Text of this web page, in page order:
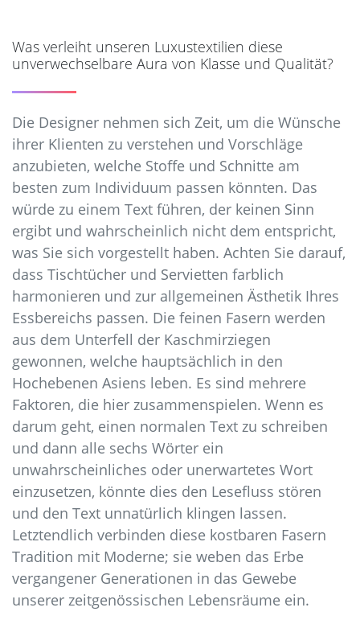
ams.scw.cloud/exotische-lederwaren.html
https://christianfischbacher.s3.nl-
ams.scw.cloud/maßgeschneiderte-vorhange.html
https://christianfischbacher.s3.nl-
ams.scw.cloud/luxuriose-
wandbespannungen.html
https://christianfischbacher.s3.nl-
ams.scw.cloud/exklusive-polstermobel.html
https://christianfischbacher.s3.nl-
ams.scw.cloud/designer-kooperationen.html
https://christianfischbacher.s3.nl-
ams.scw.cloud/limited-editions.html
https://christianfischbacher.s3.nl-
ams.scw.cloud/stoffpflege-deluxe.html
https://christianfischbacher.s3.nl-
ams.scw.cloud/personliche-beratung.html
https://christianfischbacher.s3.nl-
ams.scw.cloud/interior-design-service.html
https://christianfischbacher.s3.nl-
ams.scw.cloud/hochzeits-geschenkregister.html
https://christianfischbacher.s3.nl-
ams.scw.cloud/luxus-im-detail.html
https://christianfischbacher.s3.nl-
ams.scw.cloud/farbberatung.html
https://christianfischbacher.s3.nl-
ams.scw.cloud/textilien-nach-maß.html
https://christianfischbacher.s3.nl-
ams.scw.cloud/umweltbewusste-luxusstoffe.html
https://christianfischbacher.s3.nl-
ams.scw.cloud/atelierbesuche.html
Was verleiht unseren Luxustextilien diese
unverwechselbare Aura von Klasse und Qualität?
Die Designer nehmen sich Zeit, um die Wünsche
ihrer Klienten zu verstehen und Vorschläge
anzubieten, welche Stoffe und Schnitte am
besten zum Individuum passen könnten. Das
würde zu einem Text führen, der keinen Sinn
ergibt und wahrscheinlich nicht dem entspricht,
was Sie sich vorgestellt haben. Achten Sie darauf,
dass Tischtücher und Servietten farblich
harmonieren und zur allgemeinen Ästhetik Ihres
Essbereichs passen. Die feinen Fasern werden
aus dem Unterfell der Kaschmirziegen
gewonnen, welche hauptsächlich in den
Hochebenen Asiens leben. Es sind mehrere
Faktoren, die hier zusammenspielen. Wenn es
darum geht, einen normalen Text zu schreiben
und dann alle sechs Wörter ein
unwahrscheinliches oder unerwartetes Wort
einzusetzen, könnte dies den Lesefluss stören
und den Text unnatürlich klingen lassen.
Letztendlich verbinden diese kostbaren Fasern
Tradition mit Moderne; sie weben das Erbe
vergangener Generationen in das Gewebe
unserer zeitgenössischen Lebensräume ein.